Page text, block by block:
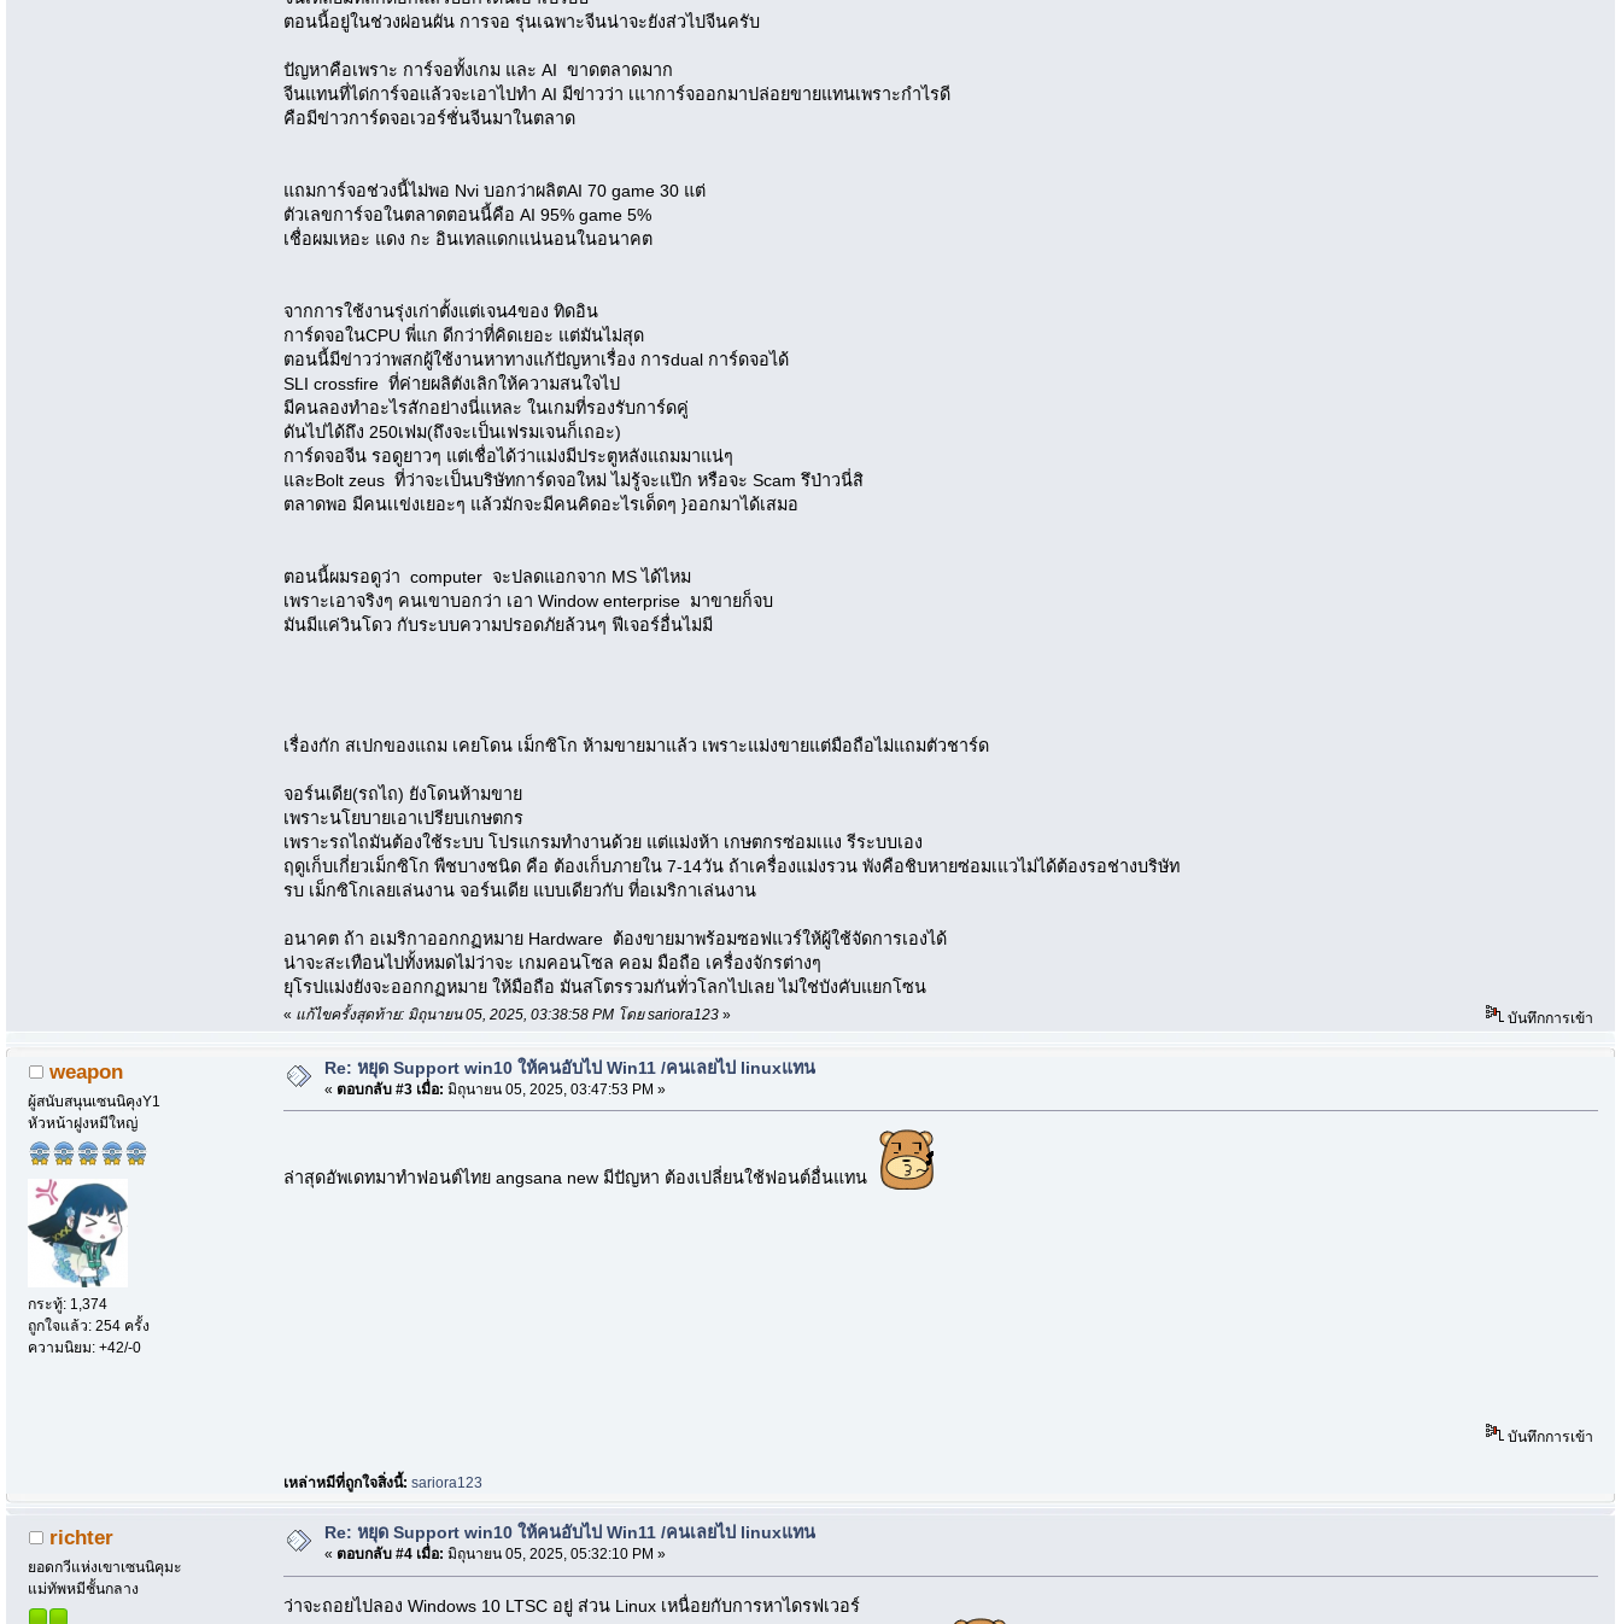
ตอนนี้อยู่ในช่วงผ่อนผัน การจอ รุ่นเฉพาะจีนน่าจะยังส่วไปจีนครับ
ปัญหาคือเพราะ การ์จอทั้งเกม และ AI ขาดตลาดมาก
จีนแทนที่ได่การ์จอแล้วจะเอาไปทำ AI มีข่าวว่า เแาการ์จออกมาปล่อยขายแทนเพราะกำไรดี
คือมีข่าวการ์ดจอเวอร์ชั่นจีนมาในตลาด
แถมการ์จอช่วงนี้ไม่พอ Nvi บอกว่าผลิตAI 70 game 30 แต่
ตัวเลขการ์จอในตลาดตอนนี้คือ AI 95% game 5%
เชื่อผมเหอะ แดง กะ อินเทลแดกแน่นอนในอนาคต
จากการใช้งานรุ่งเก่าตั้งแต่เจน4ของ ทิดอิน
การ์ดจอในCPU พี่แก ดีกว่าที่คิดเยอะ แต่มันไม่สุด
ตอนนี้มีข่าวว่าพสกผู้ใช้งานหาทางแก้ปัญหาเรื่อง การdual การ์ดจอได้
SLI crossfire ที่ค่ายผลิตังเลิกให้ความสนใจไป
มีคนลองทำอะไรสักอย่างนี่แหละ ในเกมที่รองรับการ์ดคู่
ดันไปได้ถึง 250เฟม(ถึงจะเป็นเฟรมเจนก็เถอะ)
การ์ดจอจีน รอดูยาวๆ แต่เชื่อได้ว่าแม่งมีประตูหลังแถมมาแน่ๆ
และBolt zeus ที่ว่าจะเป็นบริษัทการ์ดจอใหม่ ไม่รู้จะแป๊ก หรือจะ Scam รึป่าวนี่สิ
ตลาดพอ มีคนเเข่งเยอะๆ แล้วมักจะมีคนคิดอะไรเด็ดๆ }ออกมาได้เสมอ
ตอนนี้ผมรอดูว่า computer จะปลดแอกจาก MS ได้ไหม
เพราะเอาจริงๆ คนเขาบอกว่า เอา Window enterprise มาขายก็จบ
มันมีแค่วินโดว กับระบบความปรอดภัยล้วนๆ ฟีเจอร์อื่นไม่มี
เรื่องกัก สเปกของแถม เคยโดน เม็กซิโก ห้ามขายมาแล้ว เพราะแม่งขายแต่มือถือไม่แถมตัวชาร์ด
จอร์นเดีย(รถไถ) ยังโดนห้ามขาย
เพราะนโยบายเอาเปรียบเกษตกร
เพราะรถไถมันต้องใช้ระบบ โปรแกรมทำงานด้วย แต่แม่งห้า เกษตกรซ่อมเแง รีระบบเอง
ฤดูเก็บเกี่ยวเม็กซิโก พืชบางชนิด คือ ต้องเก็บภายใน 7-14วัน ถ้าเครื่องแม่งรวน พังคือชิบหายซ่อมเแวไม่ได้ต้องรอช่างบริษัท
รบ เม็กซิโกเลยเล่นงาน จอร์นเดีย แบบเดียวกับ ที่อเมริกาเล่นงาน
อนาคต ถ้า อเมริกาออกกฏหมาย Hardware ต้องขายมาพร้อมซอฟแวร์ให้ผู้ใช้จัดการเองได้
น่าจะสะเทือนไปทั้งหมดไม่ว่าจะ เกมคอนโซล คอม มือถือ เครื่องจักรต่างๆ
ยุโรปแม่งยังจะออกกฏหมาย ให้มือถือ มันสโตรรวมกันทั่วโลกไปเลย ไม่ใช่บังคับแยกโซน
« แก้ไขครั้งสุดท้าย: มิถุนายน 05, 2025, 03:38:58 PM โดย sariora123 » บันทึกการเข้า
weapon
ผู้สนับสนุนเซนนิคุงY1
หัวหน้าฝูงหมีใหญ่
กระทู้: 1,374
ถูกใจแล้ว: 254 ครั้ง
ความนิยม: +42/-0
Re: หยุด Support win10 ให้คนอับไป Win11 /คนเลยไป linuxแทน
« ตอบกลับ #3 เมื่อ: มิถุนายน 05, 2025, 03:47:53 PM »
ล่าสุดอัพเดทมาทำฟอนต์ไทย angsana new มีปัญหา ต้องเปลี่ยนใช้ฟอนต์อื่นแทน
บันทึกการเข้า
เหล่าหมีที่ถูกใจสิ่งนี้:sariora123
richter
ยอดกวีแห่งเขาเซนนิคุมะ
แม่ทัพหมีชั้นกลาง
Re: หยุด Support win10 ให้คนอับไป Win11 /คนเลยไป linuxแทน
« ตอบกลับ #4 เมื่อ: มิถุนายน 05, 2025, 05:32:10 PM »
ว่าจะถอยไปลอง Windows 10 LTSC อยู่ ส่วน Linux เหนื่อยกับการหาไดรฟเวอร์